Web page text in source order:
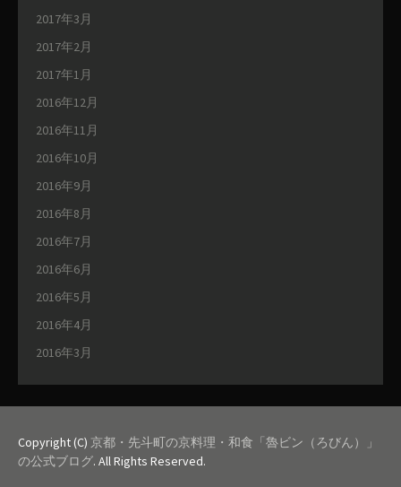
2017年3月
2017年2月
2017年1月
2016年12月
2016年11月
2016年10月
2016年9月
2016年8月
2016年7月
2016年6月
2016年5月
2016年4月
2016年3月
Copyright (C) 京都・先斗町の京料理・和食「魯ビン（ろびん）」
の公式ブログ. All Rights Reserved.